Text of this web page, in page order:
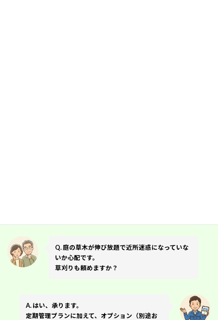
Q. 庭の草木が伸び放題で近所迷惑になっていな
いか心配です。
草刈りも頼めますか？
A. はい、承ります。
定期管理プランに加えて、オプション（別途お